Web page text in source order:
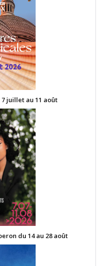
juillet au 11 août
du 14 au 28 août